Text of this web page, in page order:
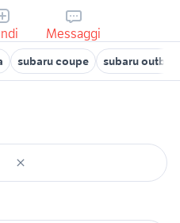
Messaggi
subaru coupe subaru